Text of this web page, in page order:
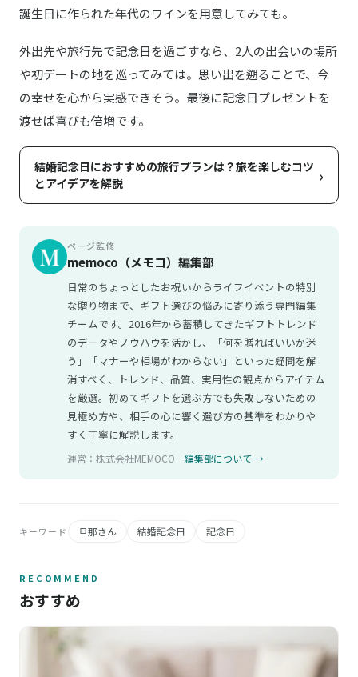
誕生日に作られた年代のワインを用意してみても。
外出先や旅行先で記念日を過ごすなら、2人の出会いの場所
や初デートの地を巡ってみては。思い出を遡ることで、今
の幸せを心から実感できそう。最後に記念日プレゼントを
渡せば喜びも倍増です。
結婚記念日におすすめの旅行プランは？旅を楽しむコツ
とアイデアを解説
›
ページ監修
memoco（メモコ）編集部
日常のちょっとしたお祝いからライフイベントの特別
な贈り物まで、ギフト選びの悩みに寄り添う専門編集
チームです。2016年から蓄積してきたギフトトレンド
のデータやノウハウを活かし、「何を贈ればいいか迷
う」「マナーや相場がわからない」といった疑問を解
消すべく、トレンド、品質、実用性の観点からアイテム
を厳選。初めてギフトを選ぶ方でも失敗しないための
見極め方や、相手の心に響く選び方の基準をわかりや
すく丁寧に解説します。
運営：株式会社MEMOCO 編集部について →
キーワード 旦那さん 結婚記念日 記念日
RECOMMEND
おすすめ